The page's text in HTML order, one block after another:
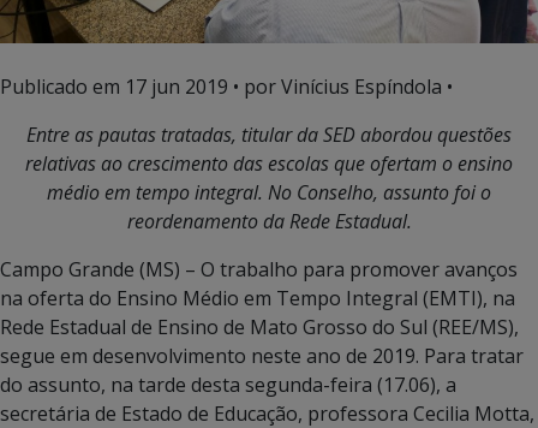
Publicado em 17 jun 2019 • por Vinícius Espíndola •
Entre as pautas tratadas, titular da SED abordou questões
relativas ao crescimento das escolas que ofertam o ensino
médio em tempo integral. No Conselho, assunto foi o
reordenamento da Rede Estadual.
Campo Grande (MS) – O trabalho para promover avanços
na oferta do Ensino Médio em Tempo Integral (EMTI), na
Rede Estadual de Ensino de Mato Grosso do Sul (REE/MS),
segue em desenvolvimento neste ano de 2019. Para tratar
do assunto, na tarde desta segunda-feira (17.06), a
secretária de Estado de Educação, professora Cecilia Motta,